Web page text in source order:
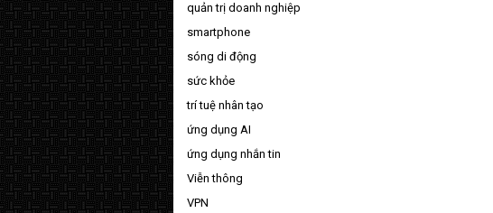
quản trị doanh nghiệp
smartphone
sóng di động
sức khỏe
trí tuệ nhân tạo
ứng dụng AI
ứng dụng nhắn tin
Viễn thông
VPN